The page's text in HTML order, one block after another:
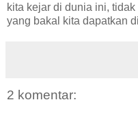
kita kejar di dunia ini,
yang bakal kita dapatkan
2 komentar: